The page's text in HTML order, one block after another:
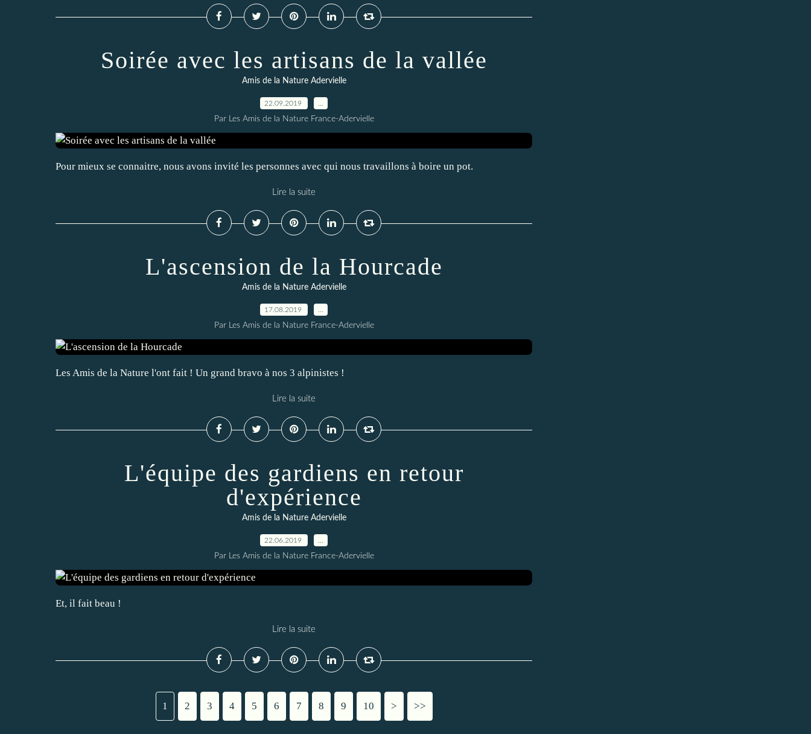
Soirée avec les artisans de la vallée
Amis de la Nature Adervielle
22.09.2019
Par Les Amis de la Nature France-Adervielle
Pour mieux se connaitre, nous avons invité les personnes avec qui nous travaillons à boire un pot.
Lire la suite
L'ascension de la Hourcade
Amis de la Nature Adervielle
17.08.2019
Par Les Amis de la Nature France-Adervielle
Les Amis de la Nature l'ont fait ! Un grand bravo à nos 3 alpinistes !
Lire la suite
L'équipe des gardiens en retour
d'expérience
Amis de la Nature Adervielle
22.06.2019
Par Les Amis de la Nature France-Adervielle
Et, il fait beau !
Lire la suite
1 2 3 4 5 6 7 8 9 10 > >>